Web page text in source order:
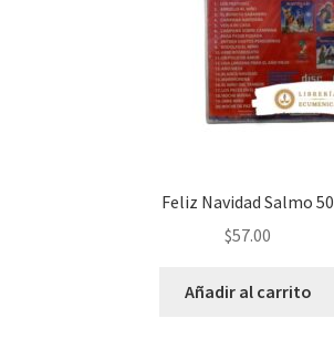
Feliz Navidad Salmo 50
$57.00
Añadir al carrito